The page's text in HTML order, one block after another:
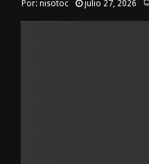
Por: nisotoc julio 27, 2026